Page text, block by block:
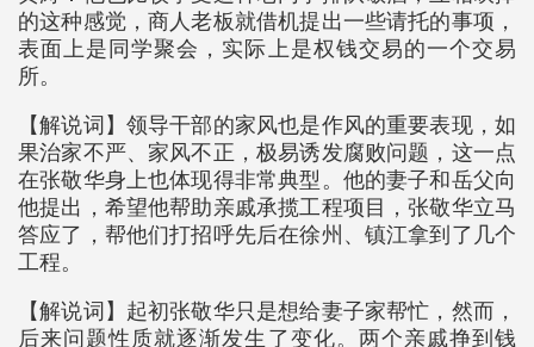
的这种感觉，商人老板就借机提出一些请托的事项，
表面上是同学聚会，实际上是权钱交易的一个交易
所。
【解说词】领导干部的家风也是作风的重要表现，如
果治家不严、家风不正，极易诱发腐败问题，这一点
在张敬华身上也体现得非常典型。他的妻子和岳父向
他提出，希望他帮助亲戚承揽工程项目，张敬华立马
答应了，帮他们打招呼先后在徐州、镇江拿到了几个
工程。
【解说词】起初张敬华只是想给妻子家帮忙，然而，
后来问题性质就逐渐发生了变化。两个亲戚挣到钱